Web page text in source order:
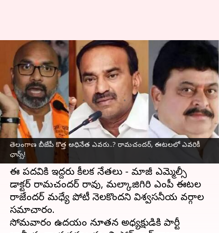
తెలంగాణ బీజేపీ కొత్త అధినేత ఎవరు..? రామచందర్, ఈటలలో ఎవరికీ
ఛాన్స్‌!
BJP: తెలంగాణ బీజేపీ కొత్త అధినేత
ఎవరు..? రామచందర్, ఈటలలో
ఎవరికీ ఛాన్స్‌!
వ్రాసిన వారు Jayachandra Akuri Jun 30, 2025 09:32 am
ఈ వార్తాకథనం ఏంటి
తెలంగాణ బీజేపీకొత్త రాష్ట్ర అధ్యక్షుడి ఎంపిక తుది
దశకు చేరుకుంది.
ఈ పదవికి ఇద్దరు కీలక నేతలు - మాజీ ఎమ్మెల్సీ
డాక్టర్ రామచందర్ రావు, మల్కాజిగిరి ఎంపీ ఈటల
రాజేందర్ మధ్యే పోటీ నెలకొందని విశ్వసనీయ వర్గాల
సమాచారం.
సోమవారం ఉదయం నూతన అధ్యక్షుడికి పార్టీ